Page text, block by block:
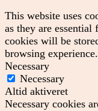
This website uses
as they are
cookies will be
browsing experience.
Necessary
Necessary
Altid aktiveret
Necessary cookies